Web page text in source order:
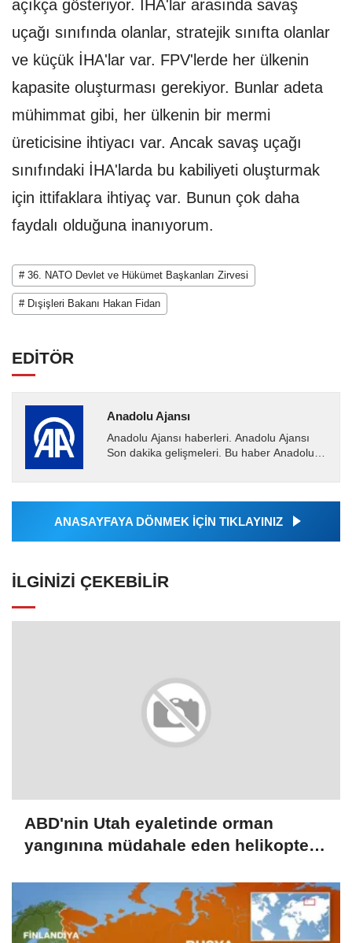
açıkça gösteriyor. İHA'lar arasında savaş
uçağı sınıfında olanlar, stratejik sınıfta olanlar
ve küçük İHA'lar var. FPV'lerde her ülkenin
kapasite oluşturması gerekiyor. Bunlar adeta
mühimmat gibi, her ülkenin bir mermi
üreticisine ihtiyacı var. Ancak savaş uçağı
sınıfındaki İHA'larda bu kabiliyeti oluşturmak
için ittifaklara ihtiyaç var. Bunun çok daha
faydalı olduğuna inanıyorum.
# 36. NATO Devlet ve Hükümet Başkanları Zirvesi
# Dışişleri Bakanı Hakan Fidan
EDİTÖR
Anadolu Ajansı
Anadolu Ajansı haberleri. Anadolu Ajansı
Son dakika gelişmeleri. Bu haber Anadolu
Ajansı tarafından...
ANASAYFAYA DÖNMEK İÇİN TIKLAYINIZ
İLGINIZI ÇEKEBILIR
ABD'nin Utah eyaletinde orman
yangınına müdahale eden helikopter